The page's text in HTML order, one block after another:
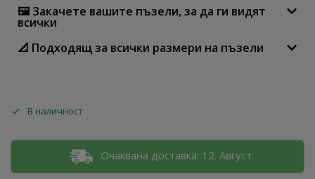
🖼 Закачете вашите пъзели, за да ги видят
всички
📐 Подходящ за всички размери на пъзели
В наличност
Очаквана доставка: 12. Август